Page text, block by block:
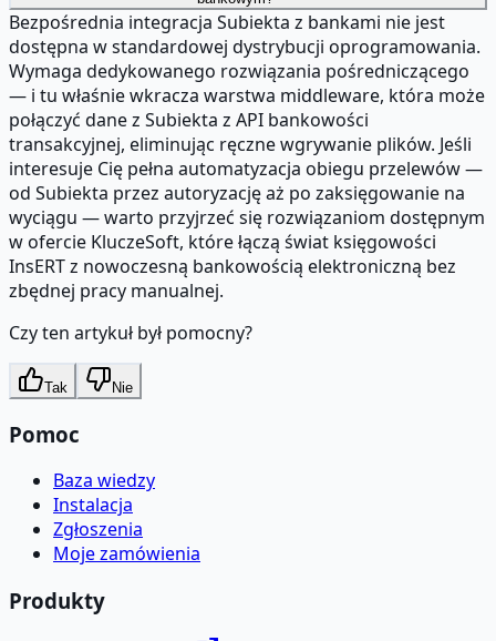
Bezpośrednia integracja Subiekta z bankami nie jest
dostępna w standardowej dystrybucji oprogramowania.
Wymaga dedykowanego rozwiązania pośredniczącego
— i tu właśnie wkracza warstwa middleware, która może
połączyć dane z Subiekta z API bankowości
transakcyjnej, eliminując ręczne wgrywanie plików. Jeśli
interesuje Cię pełna automatyzacja obiegu przelewów —
od Subiekta przez autoryzację aż po zaksięgowanie na
wyciągu — warto przyjrzeć się rozwiązaniom dostępnym
w ofercie KluczeSoft, które łączą świat księgowości
InsERT z nowoczesną bankowością elektroniczną bez
zbędnej pracy manualnej.
Czy ten artykuł był pomocny?
Tak Nie
Pomoc
Baza wiedzy
Instalacja
Zgłoszenia
Moje zamówienia
Produkty